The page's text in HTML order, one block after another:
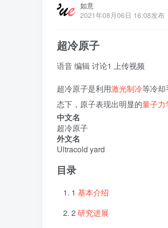
如意
2021年08月06日 16:08发布
超冷原子
语音编辑讨论1 上传视频
超冷原子是利用激光制冷等冷
态下，原子表现出明显的量子力
中文名
超冷原子
外文名
Ultracold yard
目录
1 基本介绍
2 研究进展